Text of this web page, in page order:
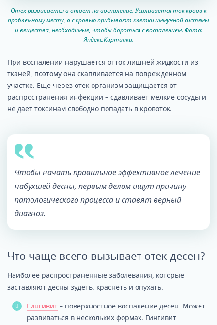
Отек развивается в ответ на воспаление. Усиливается ток крови к
проблемному месту, а с кровью прибывают клетки иммунной системы
и вещества, необходимые, чтобы бороться с воспалением. Фото:
Яндекс.Картинки.
При воспалении нарушается отток лишней жидкости из
тканей, поэтому она скапливается на поврежденном
участке. Еще через отек организм защищается от
распространения инфекции – сдавливает мелкие сосуды и
не дает токсинам свободно попадать в кровоток.
Чтобы начать правильное эффективное лечение
набухшей десны, первым делом ищут причину
патологического процесса и ставят верный
диагноз.
Что чаще всего вызывает отек десен?
Наиболее распространенные заболевания, которые
заставляют десны зудеть, краснеть и опухать.
Гингивит – поверхностное воспаление десен. Может
развиваться в нескольких формах. Гингивит